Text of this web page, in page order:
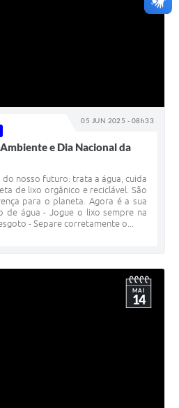
05 JUN 2025 - 08h33
e Dia Nacional da
do nosso futuro: trata a água, cuida
de lixo orgânico e reciclável. São
para o planeta. Agora é a sua
de água - Jogue o lixo sempre na
- Separe corretamente o...
MAI
14